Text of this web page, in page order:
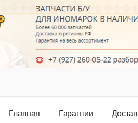
Главная Гарантии Достав